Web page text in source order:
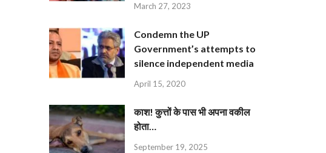
March 27, 2023
Condemn the UP
Government’s attempts to
silence independent media
April 15, 2020
काश! कुत्तों के पास भी अपना वकील
होता…
September 19, 2025